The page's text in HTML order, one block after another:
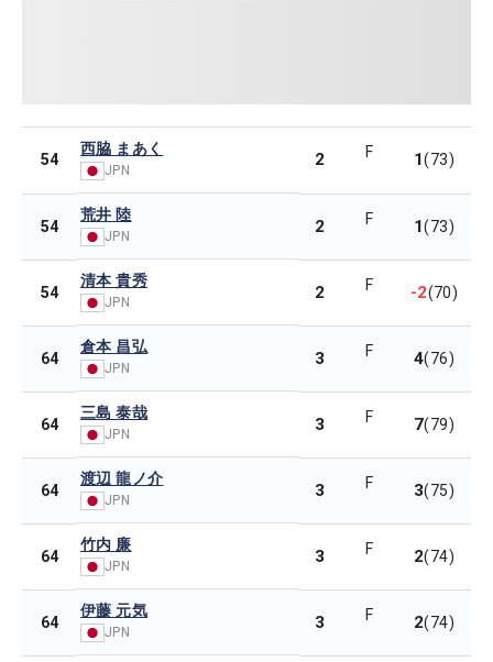
54
西脇 まあく
JPN
2 F 1(73)
54
荒井 陸
JPN 2 F 1(73)
54
清本 貴秀
JPN 2 F -2(70)
64
倉本 昌弘
JPN 3 F 4(76)
64
三島 泰哉
JPN 3 F 7(79)
64
渡辺 龍ノ介
JPN 3 F 3(75)
64
竹内 廉
JPN 3 F 2(74)
64
伊藤 元気
JPN 3 F 2(74)